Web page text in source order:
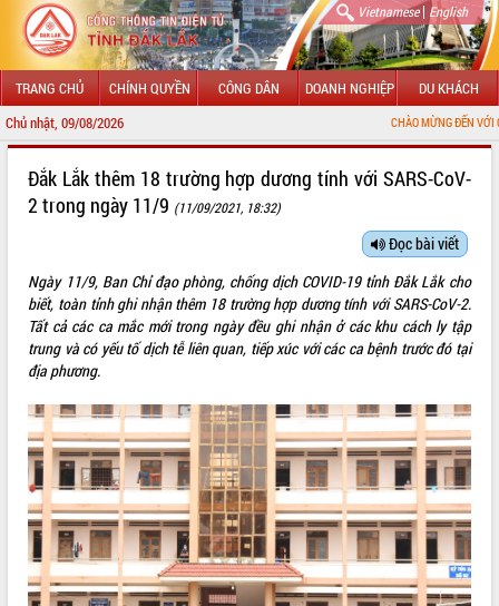
Vietnamese| English
TRANG CHỦ CHÍNH QUYỀN CÔNG DÂN DOANH NGHIỆP DU KHÁCH
Chủ nhật, 09/08/2026 CHÀO MỪNG ĐẾN VỚI CỔNG
GIỚI THIỆU
LÃNH ĐẠO UBND TỈNH
SỞ, BAN, NGÀNH
UBND CÁC XÃ, PHƯỜNG
HỆ THỐNG VĂN BẢN
VĂN BẢN HĐND TỈNH
ĐIỂM TIN VĂN BẢN
QUY HOẠCH - KẾ HOẠCH
Đắk Lắk thêm 18 trường hợp dương tính với SARS-CoV-
2 trong ngày 11/9 (11/09/2021, 18:32)
Đọc bài viết
Ngày 11/9, Ban Chỉ đạo phòng, chống dịch COVID-19 tỉnh Đắk Lắk cho
biết, toàn tỉnh ghi nhận thêm 18 trường hợp dương tính với SARS-CoV-2.
Tất cả các ca mắc mới trong ngày đều ghi nhận ở các khu cách ly tập
trung và có yếu tố dịch tễ liên quan, tiếp xúc với các ca bệnh trước đó tại
địa phương.